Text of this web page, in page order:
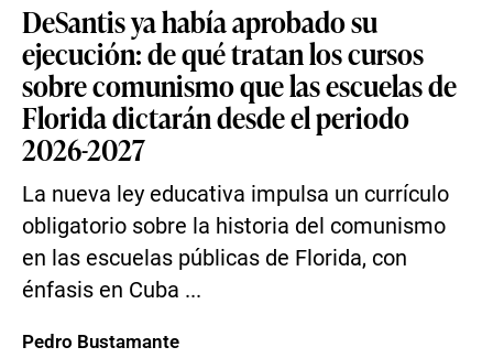
DeSantis ya había aprobado su
ejecución: de qué tratan los cursos
sobre comunismo que las escuelas de
Florida dictarán desde el periodo
2026-2027
La nueva ley educativa impulsa un currículo
obligatorio sobre la historia del comunismo
en las escuelas públicas de Florida, con
énfasis en Cuba ...
Pedro Bustamante